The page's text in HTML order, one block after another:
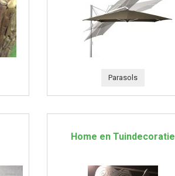
Parasols
Home en Tuindecoratie